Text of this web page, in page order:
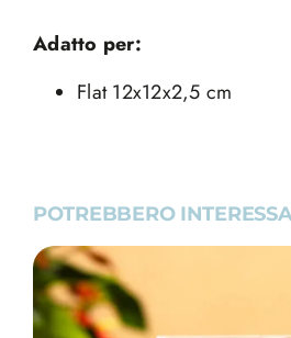
Adatto per:
Flat 12x12x2,5 cm
POTREBBERO